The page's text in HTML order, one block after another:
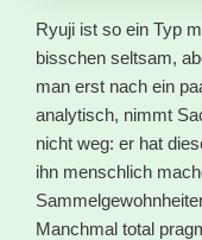
Ryuji ist so ein Typ
bisschen seltsam,
man erst nach ein
analytisch, nimmt
nicht weg: er hat
ihn menschlich
Manchmal total